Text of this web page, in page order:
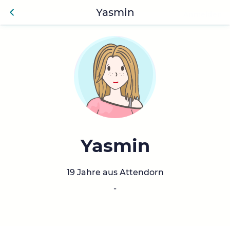
Zurü
Yasmin
Yasmin
19 Jahre aus Attendorn
-